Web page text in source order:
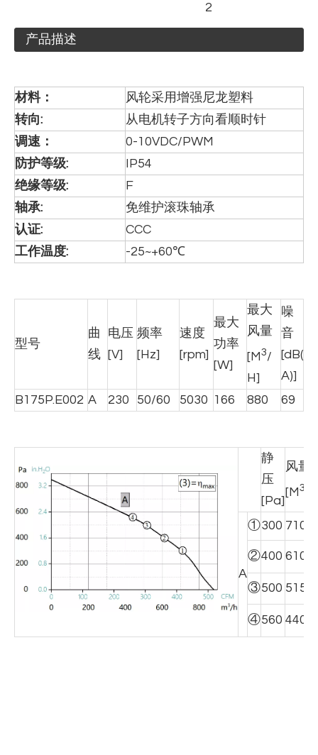
2
产品描述
材料：
风轮采用增强尼龙塑料
转向:
从电机转子方向看顺时针
调速：
0-10VDC/PWM
防护等级:
IP54
绝缘等级:
F
轴承:
免维护滚珠轴承
认证:
CCC
工作温度: -25~+60℃
型号
曲
线
电压
[V]
频率
[Hz]
速度
[rpm]
最大
功率
[W]
最大
风量
[M3/
H]
噪
音
[dB(
A)]
B175P.E002 A 230 50/60 5030 166 880 69
静
压
[Pa]
风量
[M3
A
①300 710
②400 610
③500 515
④560 440